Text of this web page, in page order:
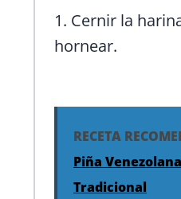
1. Cernir la
hornear.
RECETA
Piña
Tradicional